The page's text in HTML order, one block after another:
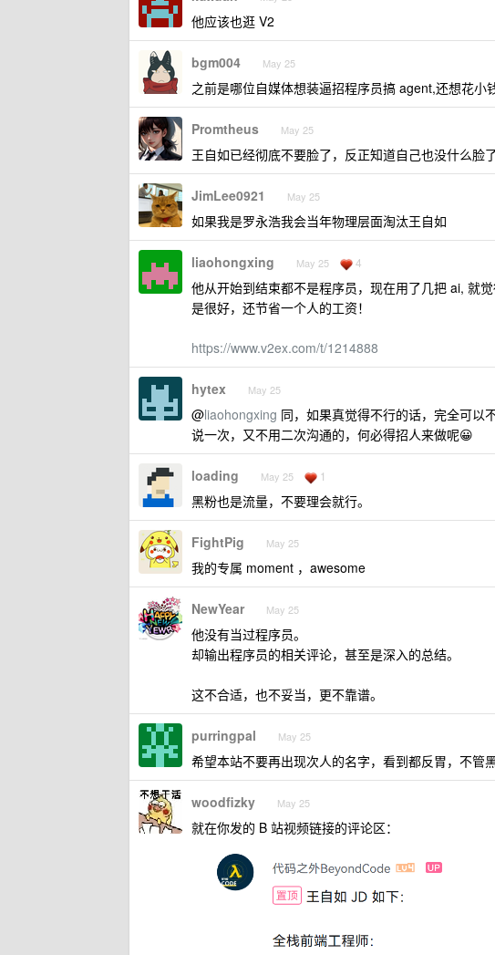
他应该也逛 V2
bgm004 May 25
之前是哪位自媒体想装逼招程序员搞 agent,还想花小
Promtheus May 25
王自如已经彻底不要脸了，反正知道自己也没什么脸
JimLee0921 May 25
如果我是罗永浩我会当年物理层面淘汰王自如
liaohongxing May 25 4
他从开始到结束都不是程序员，现在用了几把 ai, 就
是很好，还节省一个人的工资！
https://www.v2ex.com/t/1214888
hytex May 25
@liaohongxing 同，如果真觉得不行的话，完全可以
说一次，又不用二次沟通的，何必得招人来做呢😀
loading May 25 1
黑粉也是流量，不要理会就行。
FightPig May 25
我的专属 moment ，awesome
NewYear May 25
他没有当过程序员。
却输出程序员的相关评论，甚至是深入的总结。
这不合适，也不妥当，更不靠谱。
purringpal May 25
希望本站不要再出现次人的名字，看到都反胃，不管
woodfizky May 25
就在你发的 B 站视频链接的评论区：